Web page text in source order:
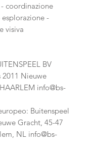
coordinazione
-
visiva
BV
2011 Nieuwe
info@bs-
Buitenspeel
Gracht, 45-47
NL info@bs-